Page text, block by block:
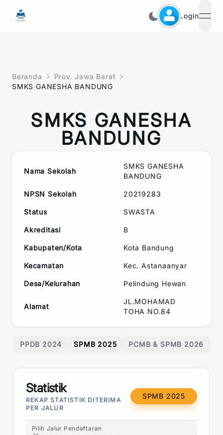
Login
Beranda
Prov. Jawa Barat
SMKS GANESHA BANDUNG
SMKS GANESHA
BANDUNG
Nama Sekolah
SMKS GANESHA
BANDUNG
NPSN Sekolah 20219283
Status SWASTA
Akreditasi B
Kabupaten/Kota Kota Bandung
Kecamatan Kec. Astanaanyar
Desa/Kelurahan Pelindung Hewan
Alamat
JL.MOHAMAD
TOHA NO.84
PPDB 2024 SPMB 2025 PCMB & SPMB 2026
Statistik
REKAP STATISTIK DITERIMA
PER JALUR
SPMB 2025
Pilih Jalur Pendaftaran
Pilih Jalur Pendaftaran